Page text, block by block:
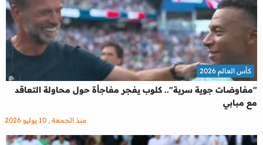
"مفاوضات جوية سرية".. كلوب يفجر مفاجأة حول محاولة التعاقد
مع مبابي
كأس العالم 2026
منذ الجمعة , 10 يوليو 2026